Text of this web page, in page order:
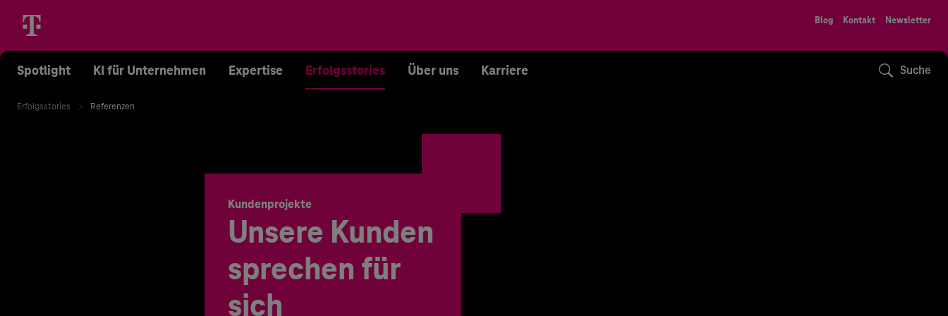
Blog Kontakt Newsletter
Spotlight KI für Unternehmen Expertise Erfolgsstories Über uns Karriere Suche
Erfolgsstories Referenzen
Kundenprojekte
Unsere Kunden
sprechen für
sich